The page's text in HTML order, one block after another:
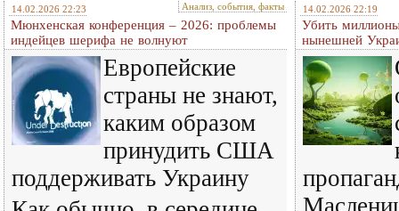
14.02.2026 22:23 Анализ, события, факты
Мюнхенская конференция – 2026: проблемы
индейцев шерифа не волнуют
Европейские
страны не знают,
каким образом
принудить США
поддерживать Украину
14.02.2026 22:19
Убить
нынешней